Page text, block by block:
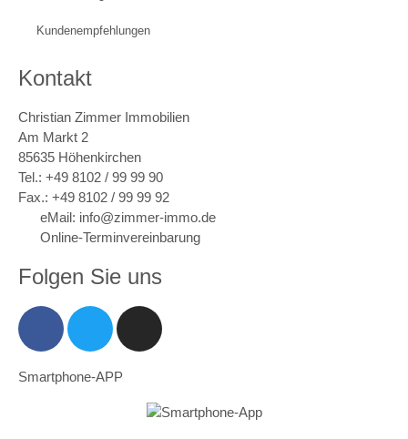
Kundenempfehlungen
Kontakt
Christian Zimmer Immobilien
Am Markt 2
85635 Höhenkirchen
Tel.: +49 8102 / 99 99 90
Fax.: +49 8102 / 99 99 92
eMail: info@zimmer-immo.de
Online-Terminvereinbarung
Folgen Sie uns
Smartphone-APP